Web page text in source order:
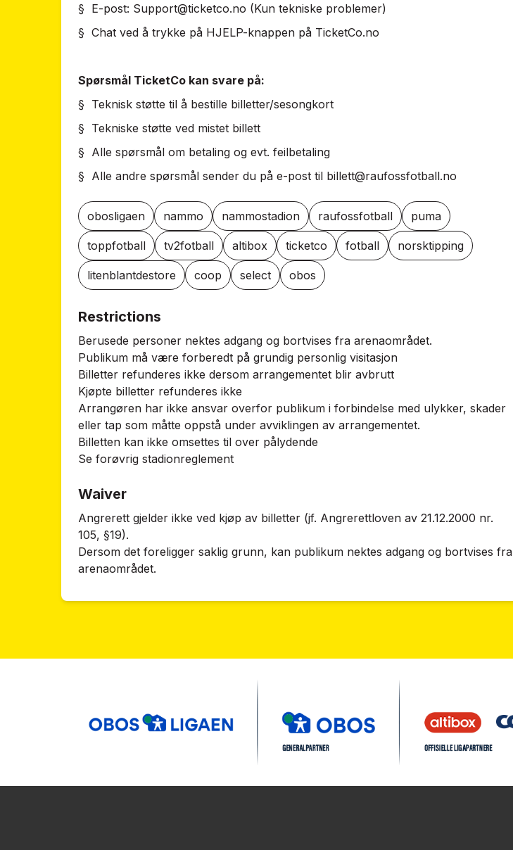
§ E-post: Support@ticketco.no (Kun tekniske problemer)
§ Chat ved å trykke på HJELP-knappen på TicketCo.no
Spørsmål TicketCo kan svare på:
§ Teknisk støtte til å bestille billetter/sesongkort
§ Tekniske støtte ved mistet billett
§ Alle spørsmål om betaling og evt. feilbetaling
§ Alle andre spørsmål sender du på e-post til billett@raufossfotball.no
obosligaen nammo nammostadion raufossfotball puma
toppfotball tv2fotball altibox ticketco fotball norsktipping
litenblantdestore coop select obos
Restrictions
Berusede personer nektes adgang og bortvises fra arenaområdet.
Publikum må være forberedt på grundig personlig visitasjon
Billetter refunderes ikke dersom arrangementet blir avbrutt
Kjøpte billetter refunderes ikke
Arrangøren har ikke ansvar overfor publikum i forbindelse med ulykker, skader
eller tap som måtte oppstå under avviklingen av arrangementet.
Billetten kan ikke omsettes til over pålydende
Se forøvrig stadionreglement
Waiver
Angrerett gjelder ikke ved kjøp av billetter (jf. Angrerettloven av 21.12.2000 nr.
105, §19).
Dersom det foreligger saklig grunn, kan publikum nektes adgang og bortvises fra
arenaområdet.